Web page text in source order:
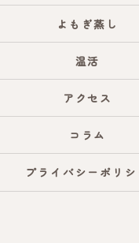
よもぎ蒸し
温活
アクセス
コラム
プライバシーポリシ